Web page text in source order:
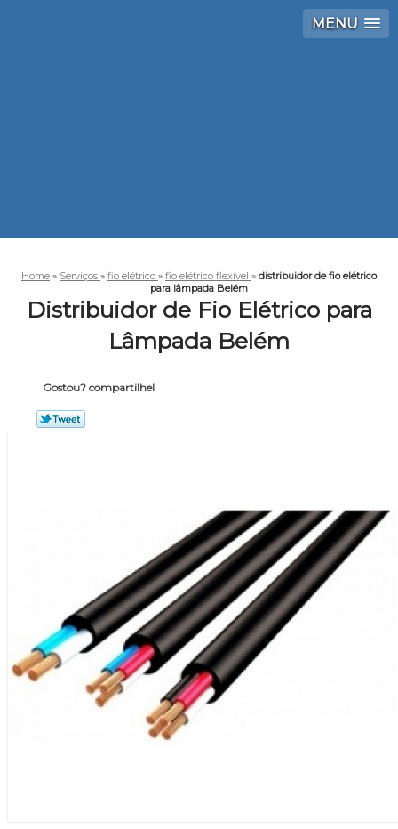
MENU
Home » Serviços » fio elétrico » fio elétrico flexível » distribuidor de fio elétrico
para lâmpada Belém
Distribuidor de Fio Elétrico para
Lâmpada Belém
Gostou? compartilhe!